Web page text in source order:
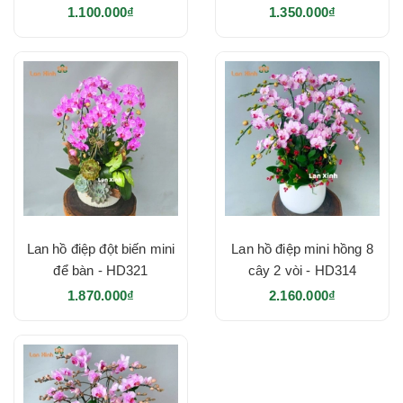
1.100.000₫ 1.350.000₫
Lan hồ điệp đột biến mini
để bàn - HD321
1.870.000₫
Lan hồ điệp mini hồng 8
cây 2 vòi - HD314
2.160.000₫